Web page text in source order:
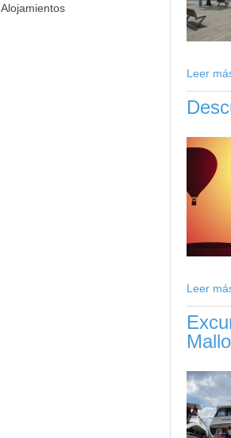
Leer
Leer
Alojamientos